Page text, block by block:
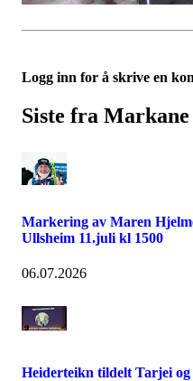
Logg inn for å skrive en
Siste fra
Markering av Maren
Ullsheim 11.juli kl 1500
06.07.2026
Heiderteikn tildelt Tarjei og